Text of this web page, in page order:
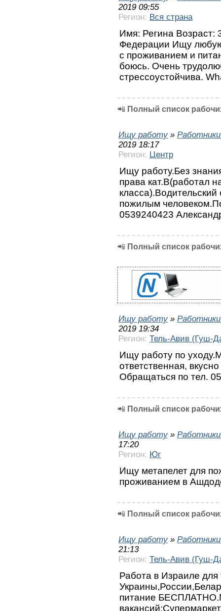
2019 09:55
Регион: Вся страна
Имя: Регина Возраст:
Федерации Ищу
с проживанием и
боюсь. Очень
стрессоустойчива.
📲 Полный список
Ищу работу »
2019 18:17
Регион: Центр
Ищу работу.Без
права кат.В(работал
пожилым
0539240423
📲 Полный список
Ищу работу »
2019 19:34
Регион: Тель-Авив (Гуш-
Ищу работу по
ответственная,
Обращаться по тел.
📲 Полный список
Ищу работу »
17:20
Регион: Юг
Ищу метапелет для
проживанием в
📲 Полный список
Ищу работу »
21:13
Регион: Тель-Авив (Гуш-
Работа в Израиле для
питание